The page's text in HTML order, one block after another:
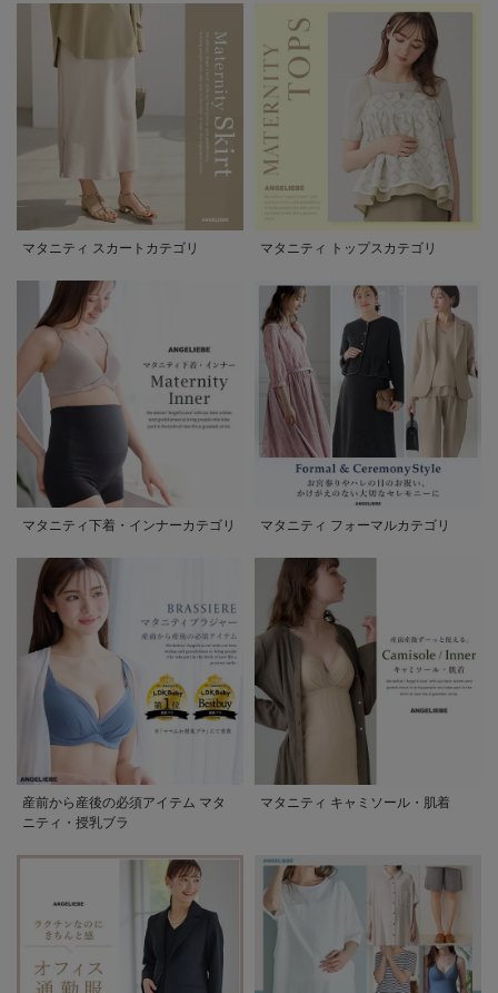
マタニティ スカートカテゴリ マタニティ トップスカテゴリ
マタニティ下着・インナーカテゴリ マタニティ フォーマルカテゴリ
産前から産後の必須アイテム マタ
ニティ・授乳ブラ
マタニティ キャミソール・肌着